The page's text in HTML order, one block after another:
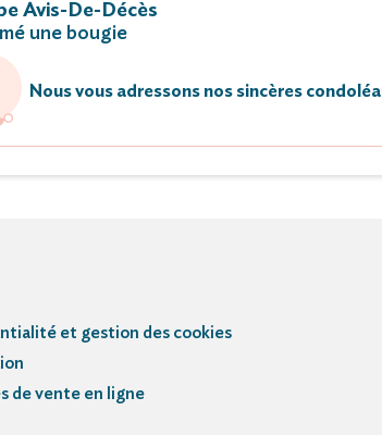
Avis-De-Décès
une bougie
Nous vous adressons nos sincères
et gestion des cookies
de vente en ligne